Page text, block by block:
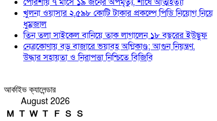
পোরশায় ৭ মাসে ১৯ জনের অপমৃত্যু, শীর্ষে আত্মহত্যা
খুলনা ওয়াসার ২,৫৯৮ কোটি টাকার প্রকল্পে পিডি নিয়োগ নিয়ে
ধুম্রজাল
তিন তলা সাইকেল বানিয়ে তাক লাগালেন ১৮ বছরের ইউছুফ
নেত্রকোণায় বড় বাজারে ভয়াবহ অগ্নিকাণ্ড; আগুন নিয়ন্ত্রণ,
উদ্ধার সহায়তা ও নিরাপত্তা নিশ্চিতে বিজিবি
আর্কাইভ ক্যালেন্ডার
August 2026
M T W T F S S